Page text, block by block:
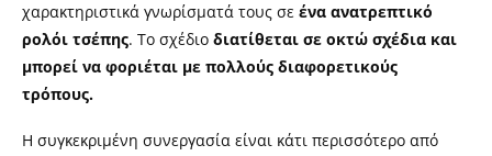
χαρακτηριστικά γνωρίσματά τους σε ένα ανατρεπτικό
ρολόι τσέπης. Το σχέδιο διατίθεται σε οκτώ σχέδια και
μπορεί να φοριέται με πολλούς διαφορετικούς
τρόπους.
Η συγκεκριμένη συνεργασία είναι κάτι περισσότερο από